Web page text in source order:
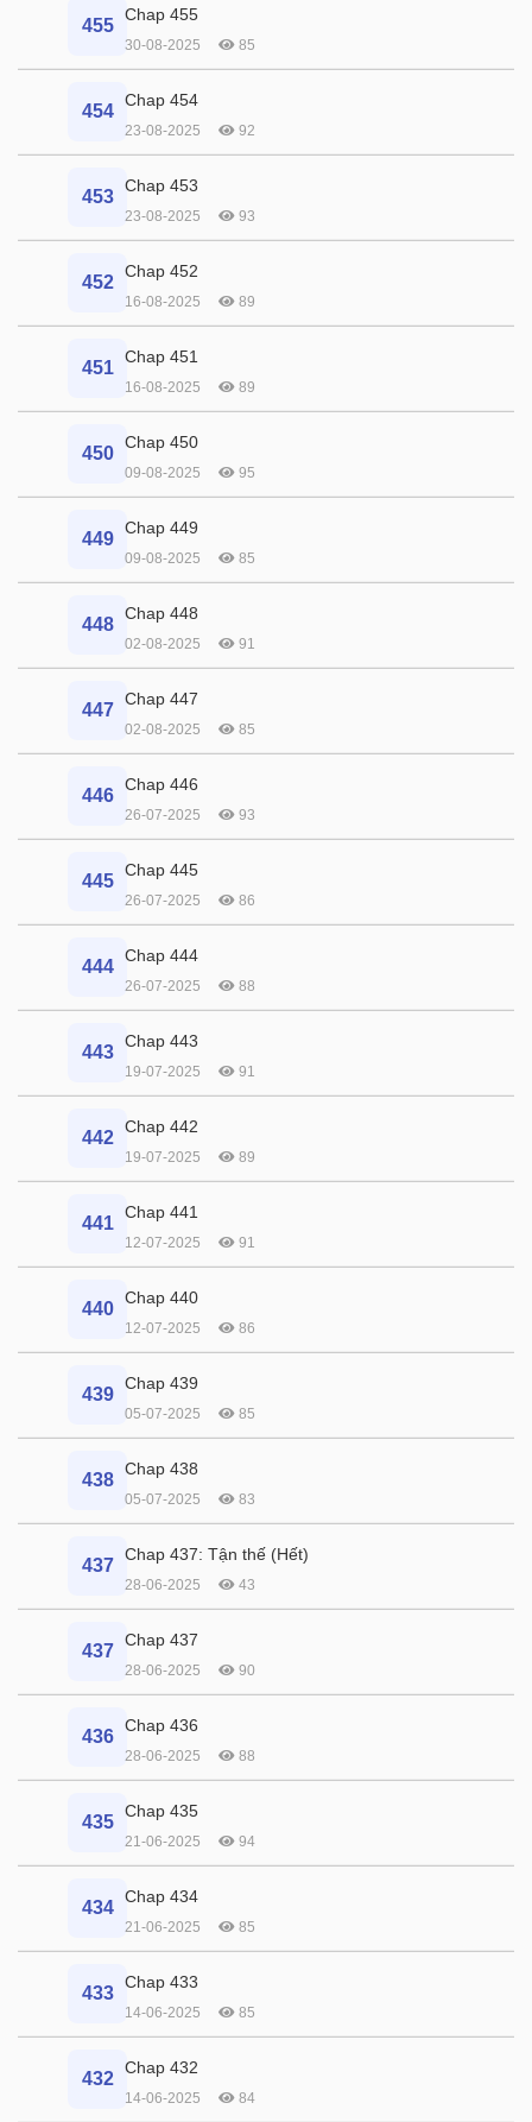
455
Chap 455
30-08-2025 85
454
Chap 454
23-08-2025 92
453
Chap 453
23-08-2025 93
452
Chap 452
16-08-2025 89
451
Chap 451
16-08-2025 89
450
Chap 450
09-08-2025 95
449
Chap 449
09-08-2025 85
448
Chap 448
02-08-2025 91
447
Chap 447
02-08-2025 85
446
Chap 446
26-07-2025 93
445
Chap 445
26-07-2025 86
444
Chap 444
26-07-2025 88
443
Chap 443
19-07-2025 91
442
Chap 442
19-07-2025 89
441
Chap 441
12-07-2025 91
440
Chap 440
12-07-2025 86
439
Chap 439
05-07-2025 85
438
Chap 438
05-07-2025 83
437
Chap 437: Tận thế (Hết)
28-06-2025 43
437
Chap 437
28-06-2025 90
436
Chap 436
28-06-2025 88
435
Chap 435
21-06-2025 94
434
Chap 434
21-06-2025 85
433
Chap 433
14-06-2025 85
432
Chap 432
14-06-2025 84